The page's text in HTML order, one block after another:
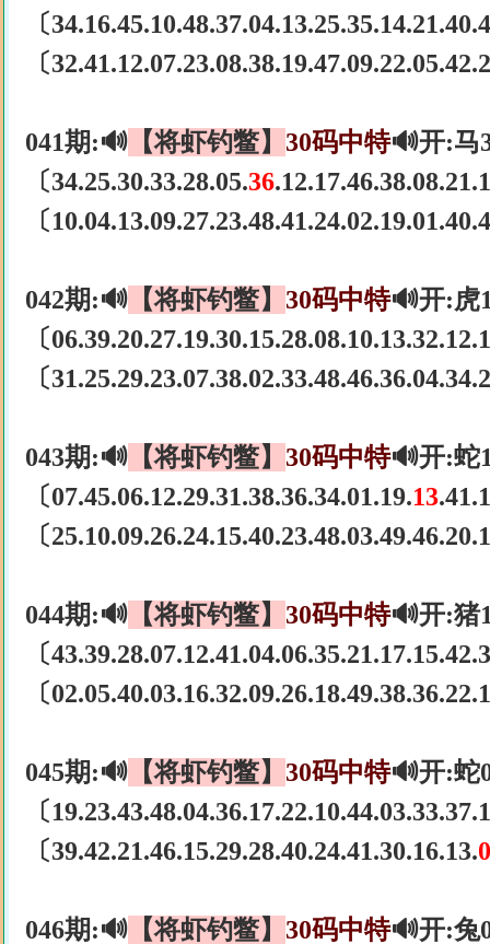
〔
〔
041期:🔊 【将虾钓鳖】 30码中特🔊开:马
〔34.25.30.33.28.05.36
〔
042期:🔊 【将虾钓鳖】 30码中特🔊开:虎
〔
〔
043期:🔊 【将虾钓鳖】 30码中特🔊开:蛇
〔07.45.06.12.29.31.38.36.34.01.19.13
〔
044期:🔊 【将虾钓鳖】 30码中特🔊开:猪
〔
〔
045期:🔊 【将虾钓鳖】 30码中特🔊开:蛇
〔
〔39.42.21.46.15.29.28.40.24.41.30.16.13.
046期:🔊 【将虾钓鳖】 30码中特🔊开:兔